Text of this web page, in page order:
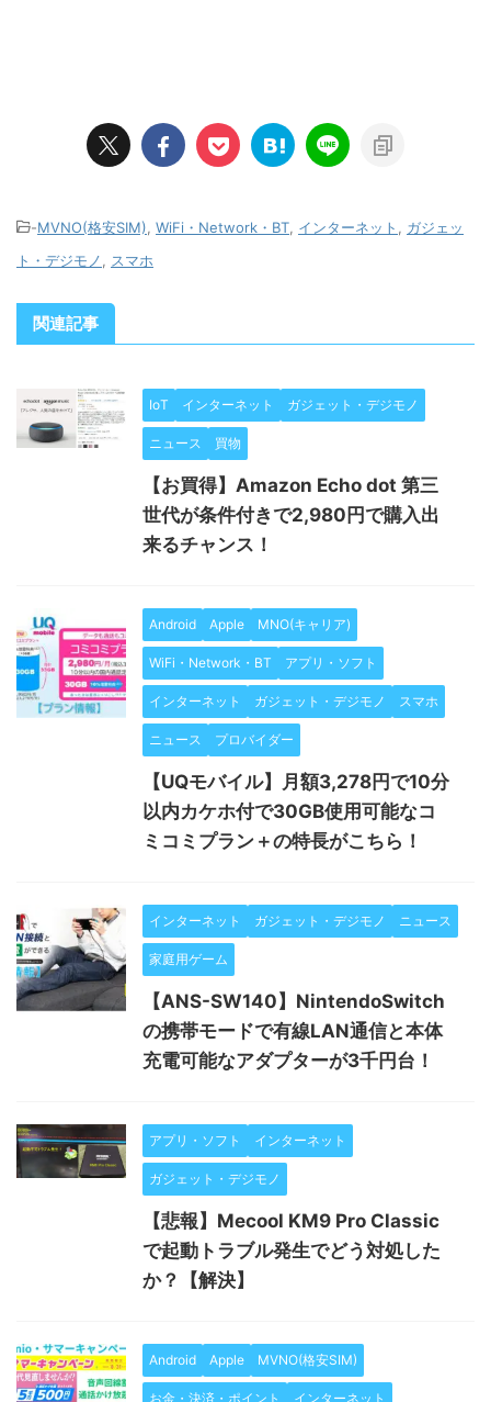
-MVNO(格安SIM) WiFi・Network・BT インターネット
ガジェッ
ト・デジモノ
スマホ
関連記事
IoT インターネット ガジェット・デジモノ
ニュース 買物
【お買得】Amazon Echo dot 第三
世代が条件付きで2,980円で購入出
来るチャンス！
Android Apple MNO(キャリア)
WiFi・Network・BT アプリ・ソフト
インターネット ガジェット・デジモノ スマホ
ニュース プロバイダー
【UQモバイル】月額3,278円で10分
以内カケホ付で30GB使用可能なコ
ミコミプラン＋の特長がこちら！
インターネット ガジェット・デジモノ ニュース
家庭用ゲーム
【ANS-SW140】NintendoSwitch
の携帯モードで有線LAN通信と本体
充電可能なアダプターが3千円台！
アプリ・ソフト インターネット
ガジェット・デジモノ
【悲報】Mecool KM9 Pro Classic
で起動トラブル発生でどう対処した
か？【解決】
Android Apple MVNO(格安SIM)
お金・決済・ポイント インターネット